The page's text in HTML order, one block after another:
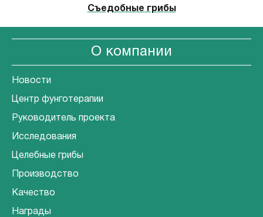
Съедобные грибы
О компании
Новости
Центр фунготерапии
Руководитель проекта
Исследования
Целебные грибы
Производство
Качество
Награды